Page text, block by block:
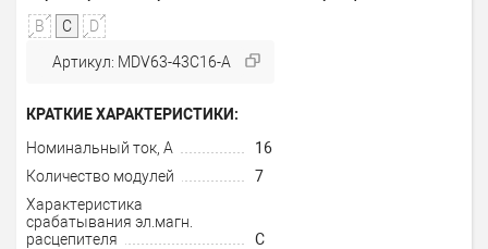
B
C D
Артикул: MDV63-43C16-A
КРАТКИЕ ХАРАКТЕРИСТИКИ:
Номинальный ток, А
16
Количество модулей
7
Характеристика
срабатывания эл.магн.
расцепителя
C